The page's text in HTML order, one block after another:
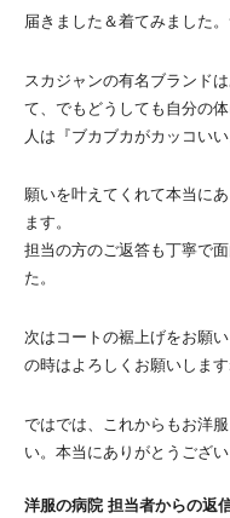
届きました＆着てみました
スカジャンの有名ブランド
て、でもどうしても自分の
人は『ブカブカがカッコい
願いを叶えてくれて本当に
ます。
担当の方のご返答も丁寧で
た。
次はコートの裾上げをお願
の時はよろしくお願いします
ではでは、これからもお洋
い。本当にありがとうござい
洋服の病院 担当者からの返